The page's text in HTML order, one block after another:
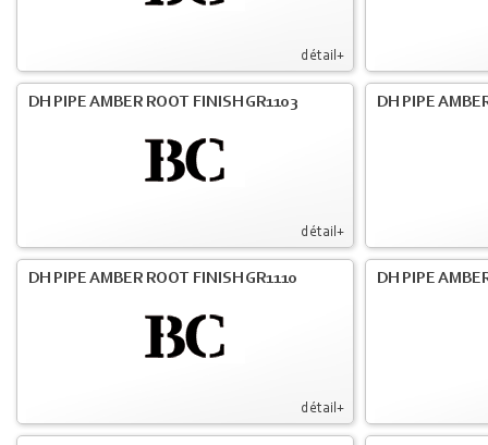
détail+
détail+
DH PIPE AMBER ROOT FINISH GR1103 DH PIPE
détail+
DH PIPE AMBER ROOT FINISH GR1110 DH PIPE